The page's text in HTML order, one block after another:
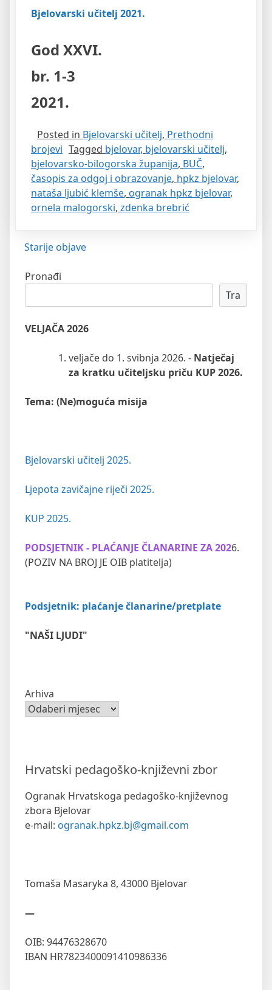
Bjelovarski učitelj 2021.
God XXVI.
br. 1-3
2021.
Posted in Bjelovarski učitelj, Prethodni
brojevi Tagged bjelovar, bjelovarski učitelj,
bjelovarsko-bilogorska županija, BUČ,
časopis za odgoj i obrazovanje, hpkz bjelovar,
nataša ljubić klemše, ogranak hpkz bjelovar,
ornela malogorski, zdenka brebrić
Navigacija
objava
Starije objave
Pronađi
Tra
VELJAČA 2026
veljače do 1. svibnja 2026. - Natječaj
za kratku učiteljsku priču KUP 2026.
Tema: (Ne)moguća misija
Bjelovarski učitelj 2025.
Ljepota zavičajne riječi 2025.
KUP 2025.
PODSJETNIK - PLAĆANJE ČLANARINE ZA 2026.
(POZIV NA BROJ JE OIB platitelja)
Podsjetnik: plaćanje članarine/pretplate
"NAŠI LJUDI"
Arhiva
Hrvatski pedagoško-književni zbor
Ogranak Hrvatskoga pedagoško-književnog
zbora Bjelovar
e-mail: ogranak.hpkz.bj@gmail.com
Tomaša Masaryka 8, 43000 Bjelovar
—
OIB: 94476328670
IBAN HR7823400091410986336